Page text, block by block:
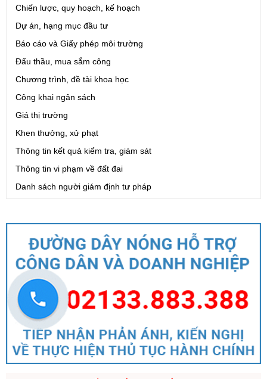
Chiến lược, quy hoạch, kế hoạch
Dự án, hạng mục đầu tư
Báo cáo và Giấy phép môi trường
Đấu thầu, mua sắm công
Chương trình, đề tài khoa học
Công khai ngân sách
Giá thị trường
Khen thưởng, xử phạt
Thông tin kết quả kiểm tra, giám sát
Thông tin vi phạm về đất đai
Danh sách người giám định tư pháp